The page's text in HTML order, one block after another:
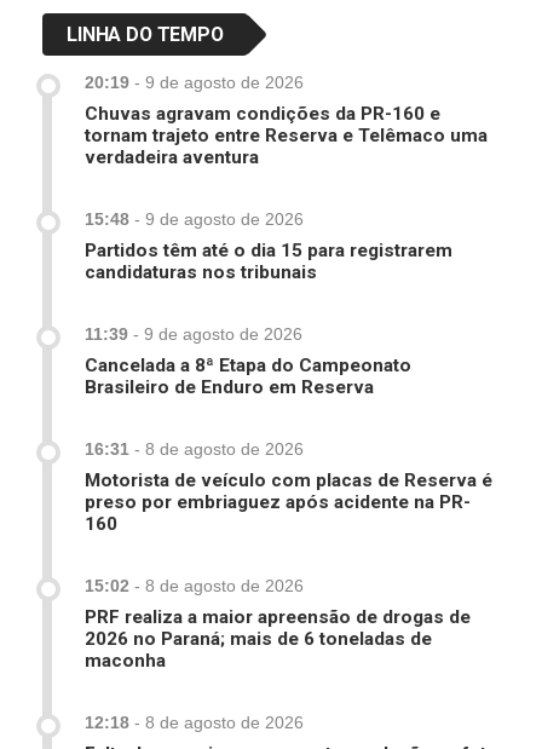
LINHA DO TEMPO
20:19 - 9 de agosto de 2026
Chuvas agravam condições da PR-160 e
tornam trajeto entre Reserva e Telêmaco uma
verdadeira aventura
15:48 - 9 de agosto de 2026
Partidos têm até o dia 15 para registrarem
candidaturas nos tribunais
11:39 - 9 de agosto de 2026
Cancelada a 8ª Etapa do Campeonato
Brasileiro de Enduro em Reserva
16:31 - 8 de agosto de 2026
Motorista de veículo com placas de Reserva é
preso por embriaguez após acidente na PR-
160
15:02 - 8 de agosto de 2026
PRF realiza a maior apreensão de drogas de
2026 no Paraná; mais de 6 toneladas de
maconha
12:18 - 8 de agosto de 2026